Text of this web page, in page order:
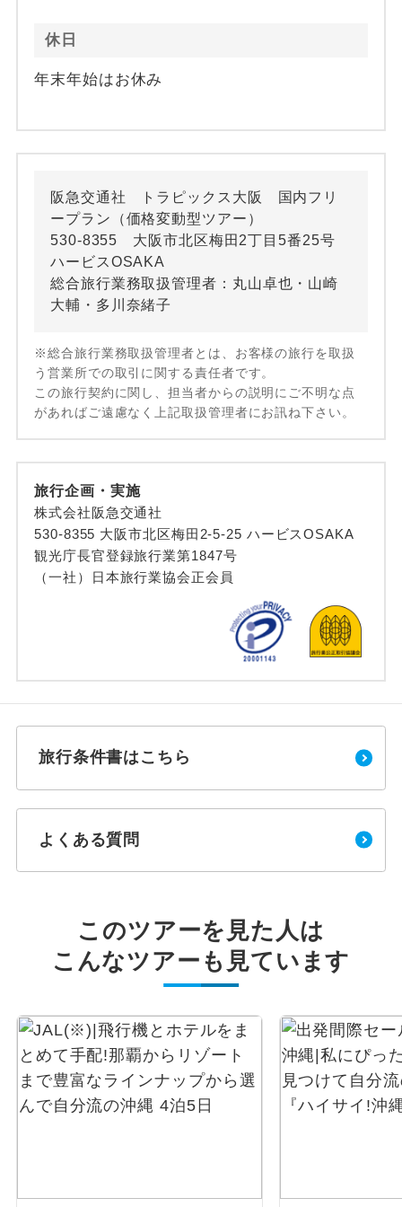
休日
年末年始はお休み
阪急交通社 トラピックス大阪 国内フリ
ープラン（価格変動型ツアー）
530-8355 大阪市北区梅田2丁目5番25号
ハービスOSAKA
総合旅行業務取扱管理者：丸山卓也・山崎
大輔・多川奈緒子
※総合旅行業務取扱管理者とは、お客様の旅行を取扱
う営業所での取引に関する責任者です。
この旅行契約に関し、担当者からの説明にご不明な点
があればご遠慮なく上記取扱管理者にお訊ね下さい。
旅行企画・実施
株式会社阪急交通社
530-8355 大阪市北区梅田2-5-25 ハービスOSAKA
観光庁長官登録旅行業第1847号
（一社）日本旅行業協会正会員
旅行条件書はこちら
よくある質問
このツアーを見た人は
こんなツアーも見ています